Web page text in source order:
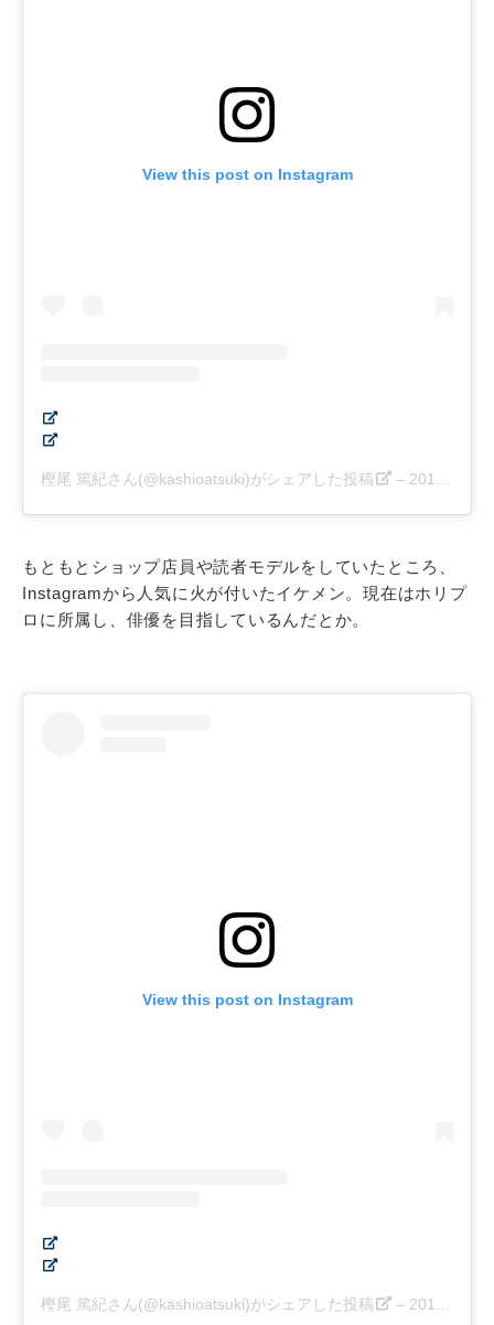
View this post on Instagram
樫尾 篤紀さん(@kashioatsuki)がシェアした投稿 – 2018年10月月18日午前6時36分PDT
もともとショップ店員や読者モデルをしていたところ、
Instagramから人気に火が付いたイケメン。現在はホリプ
ロに所属し、俳優を目指しているんだとか。
View this post on Instagram
樫尾 篤紀さん(@kashioatsuki)がシェアした投稿 – 2018年12月月20日午前5時42分PST